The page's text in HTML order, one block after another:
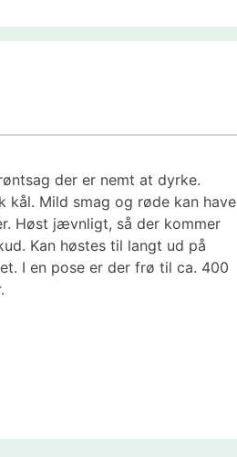
der er nemt at dyrke.
kål. Mild smag og røde kan have
Høst jævnligt, så der kommer
Kan høstes til langt ud på
I en pose er der frø til ca. 400